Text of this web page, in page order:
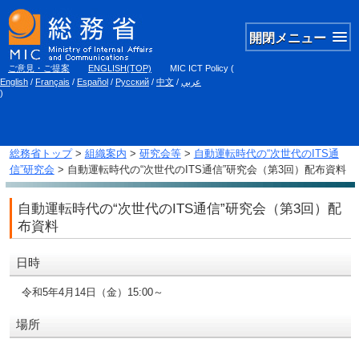
開閉メニュー
ご意見・ご提案 ENGLISH(TOP) MIC ICT Policy (
English / Français / Español / Русский / 中文 / عربي
)
総務省トップ> 組織案内 > 研究会等> 自動運転時代の“次世代のITS通
信”研究会 > 自動運転時代の“次世代のITS通信”研究会（第3回）配布資料
自動運転時代の“次世代のITS通信”研究会（第3回）配
布資料
日時
令和5年4月14日（金）15:00～
場所